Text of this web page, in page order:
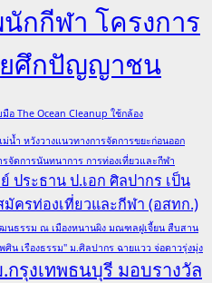
กกีฬา โครงการ
ศึกปัญญาชน
อ The Ocean Cleanup ใช้กล้อง
ำ หวังวางแนวทางการจัดการขยะก่อนออก
จัดการนันทนาการ การท่องเที่ยวและกีฬา
ประธาน ป.เอก ศิลปากร เป็น
ครท่องเที่ยวและกีฬา (อสทก.)
นธรรม ณ เมืองหนานผิง มณฑลฝูเจี้ยน สืบสาน
ศิน เรืองธรรม" ม.ศิลปากร ฉายแวว จ่อดาวรุ่งมุ่ง
รุงเทพธนบุรี มอบรางวัล